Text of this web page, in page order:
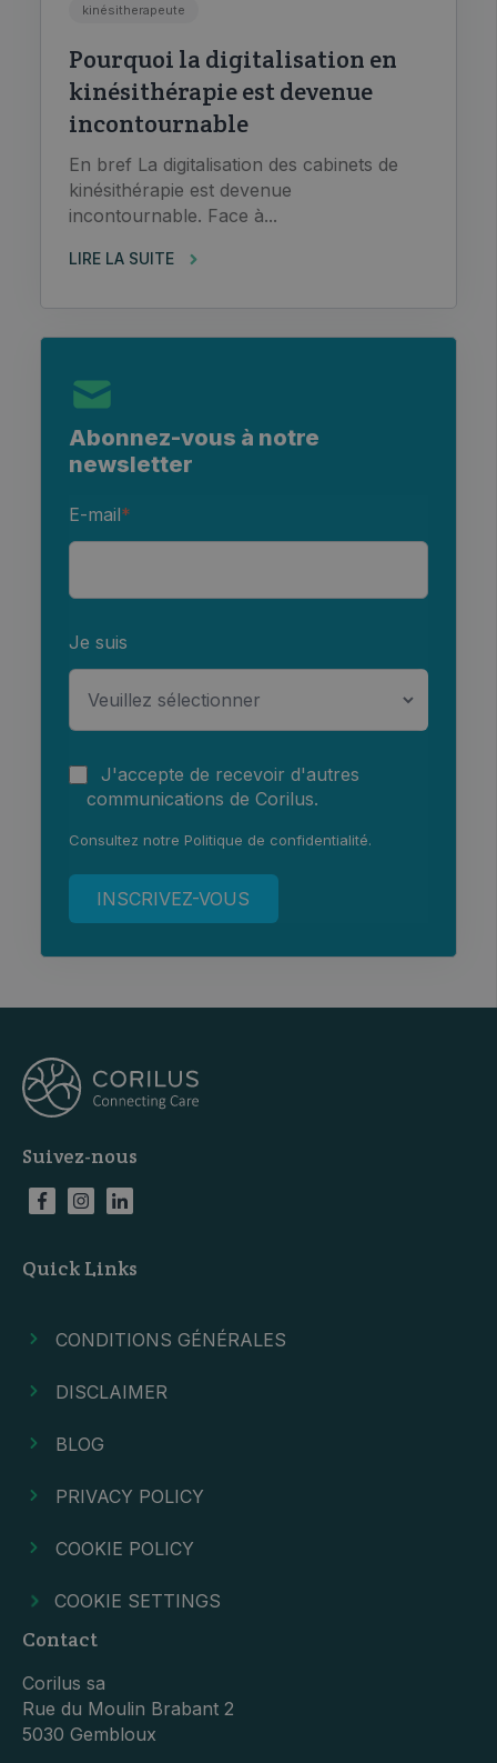
kinésitherapeute
Pourquoi la digitalisation en
kinésithérapie est devenue
incontournable
En bref La digitalisation des cabinets de
kinésithérapie est devenue
incontournable. Face à...
LIRE LA SUITE
Abonnez-vous à notre
newsletter
E-mail*
Je suis
J'accepte de recevoir d'autres
communications de Corilus.
Consultez notre Politique de confidentialité.
Suivez-nous
Quick Links
CONDITIONS GÉNÉRALES
DISCLAIMER
BLOG
PRIVACY POLICY
COOKIE POLICY
COOKIE SETTINGS
Contact
Corilus sa
Rue du Moulin Brabant 2
5030 Gembloux